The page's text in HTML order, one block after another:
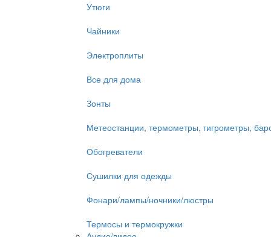
Утюги
Чайники
Электроплиты
Все для дома
Зонты
Метеостанции, термометры, гигрометры,
Обогреватели
Сушилки для одежды
Фонари/лампы/ночники/люстры
Термосы и термокружки